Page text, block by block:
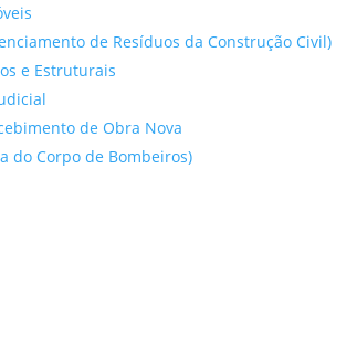
de Resíduos da Construção Civil)
e Estruturais
de Obra Nova
do Corpo de Bombeiros)